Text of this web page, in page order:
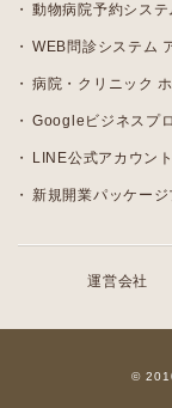
動物病院予約シス
WEB問診システム
病院・クリニック
Googleビジネスプ
LINE公式アカウン
新規開業パッケージ
運営会社
©